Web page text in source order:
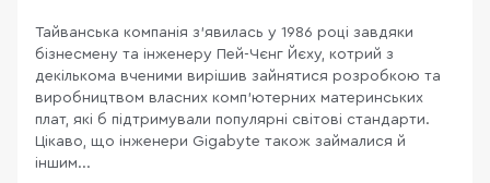
Тайванська компанія з’явилась у 1986 році завдяки
бізнесмену та інженеру Пей-Чєнг Йєху, котрий з
декількома вченими вирішив зайнятися розробкою та
виробництвом власних комп’ютерних материнських
плат, які б підтримували популярні світові стандарти.
Цікаво, що інженери Gigabyte також займалися й
іншим...